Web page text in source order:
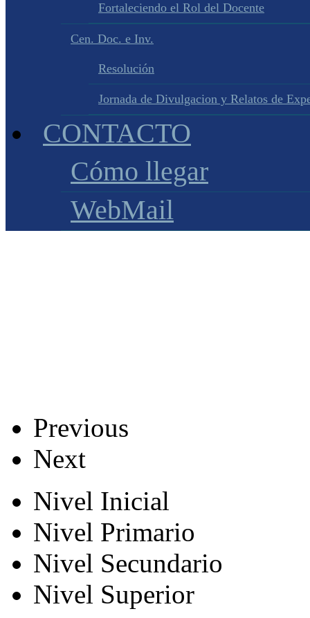
Fortaleciendo el Rol del Docente
Cen. Doc. e Inv.
Resolución
Jornada de Divulgacion y Relatos de
CONTACTO
Cómo llegar
WebMail
Previous
Next
Nivel Inicial
Nivel Primario
Nivel Secundario
Nivel Superior